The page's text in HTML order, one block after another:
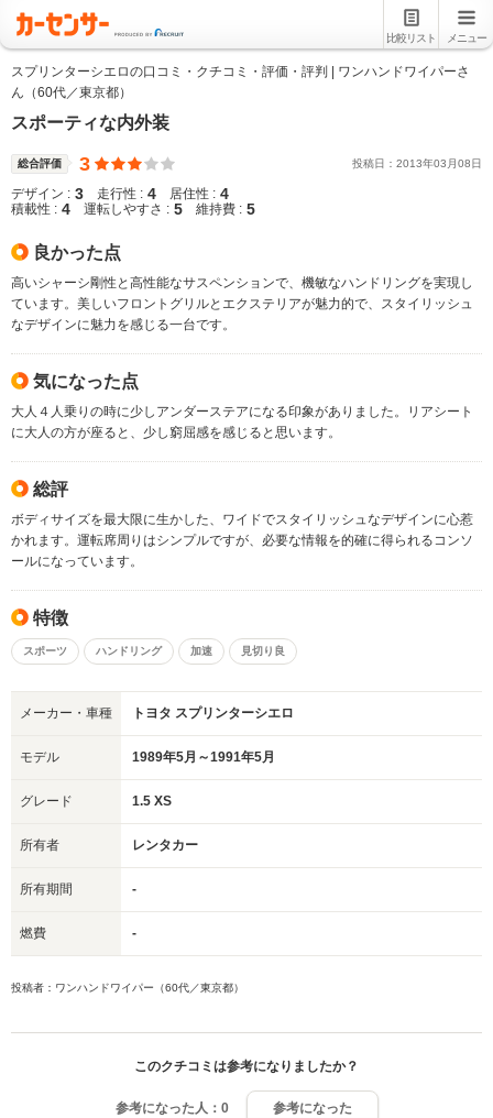
比較リスト メニュー
スプリンターシエロの口コミ・クチコミ・評価・評判 | ワンハンドワイパーさ
ん（60代／東京都）
スポーティな内外装
総合評価 3 投稿日： 2013年03 月08日
デザイン : 3 走行性 : 4 居住性 : 4
積載性 : 4 運転しやすさ : 5 維持費 : 5
良かった点
高いシャーシ剛性と高性能なサスペンションで、機敏なハンドリングを実現し
ています。美しいフロントグリルとエクステリアが魅力的で、スタイリッシュ
なデザインに魅力を感じる一台です。
気になった点
大人４人乗りの時に少しアンダーステアになる印象がありました。リアシート
に大人の方が座ると、少し窮屈感を感じると思います。
総評
ボディサイズを最大限に生かした、ワイドでスタイリッシュなデザインに心惹
かれます。運転席周りはシンプルですが、必要な情報を的確に得られるコンソ
ールになっています。
特徴
スポーツ ハンドリング 加速 見切り良
メーカー・車種 トヨタ スプリンターシエロ
モデル 1989年5月～1991年5月
グレード 1.5 XS
所有者 レンタカー
所有期間 -
燃費 -
投稿者：ワンハンドワイパー（60代／東京都）
このクチコミは参考になりましたか？
参考になった人： 0 参考になった